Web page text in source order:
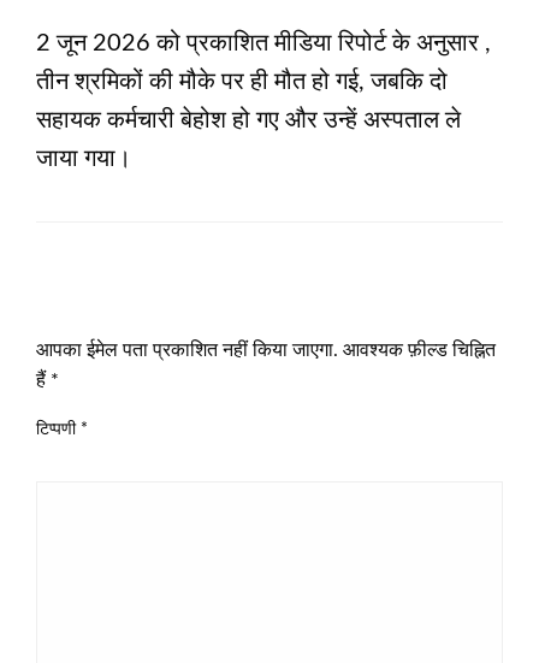
2 जून 2026 को प्रकाशित मीडिया रिपोर्ट के अनुसार ,
तीन श्रमिकों की मौके पर ही मौत हो गई, जबकि दो
सहायक कर्मचारी बेहोश हो गए और उन्हें अस्पताल ले
जाया गया।
आपका ईमेल पता प्रकाशित नहीं किया जाएगा. आवश्यक फ़ील्ड चिह्नित
हैं *
टिप्पणी *